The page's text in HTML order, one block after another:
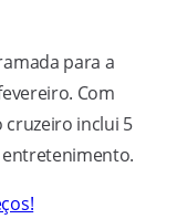
para a
Com
cruzeiro inclui 5